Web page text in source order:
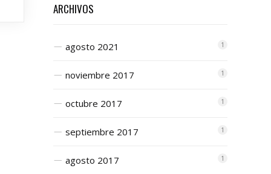
ARCHIVOS
agosto 2021 1
noviembre 2017 1
octubre 2017 1
septiembre 2017 1
agosto 2017 1